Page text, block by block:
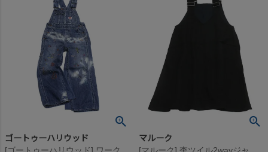
ゴートゥーハリウッド マルーク